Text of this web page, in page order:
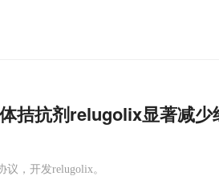
拮抗剂relugolix显著减少
议，开发relugolix。